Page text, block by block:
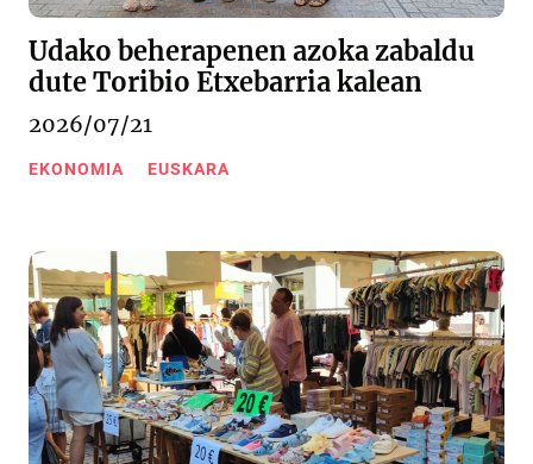
Udako beherapenen azoka zabaldu
dute Toribio Etxebarria kalean
2026/07/21
EKONOMIA EUSKARA